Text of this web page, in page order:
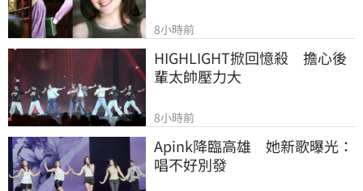
8小時前
HIGHLIGHT掀回憶殺　擔心後
輩太帥壓力大
8小時前
Apink降臨高雄　她新歌曝光：
唱不好別發